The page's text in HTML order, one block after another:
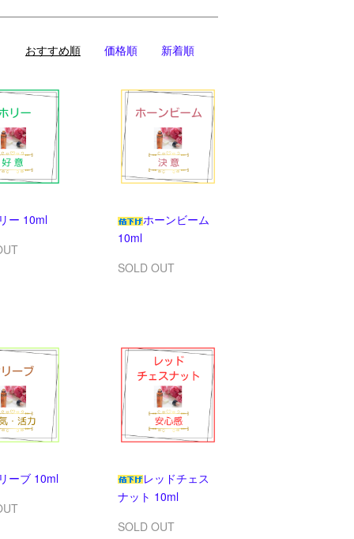
おすすめ順 価格順 新着順
ー 10ml
ホーンビーム
10ml
SOLD OUT
ーブ 10ml
レッドチェス
ナット 10ml
SOLD OUT